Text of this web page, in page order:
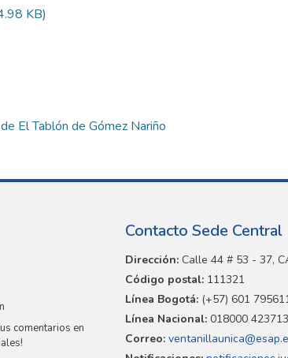
KB)
El Tablón de Gómez Nariño
comentarios en
Contacto Sede Central
Dirección: Calle 44 # 53 - 37,
Código postal: 111321
Línea Bogotá: (+57) 601
Línea Nacional: 018000 423713
Correo: